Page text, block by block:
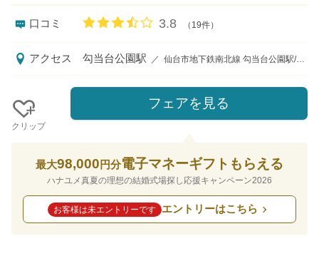
口コミ 口コミ評価
3.8 （19件）
アクセス 勾当台公園駅 ／ 仙台市地下鉄南北線 勾当台公園駅/徒歩8分 ＪＲ新幹線・在来線仙台駅東口より定禅寺ガーデンヒルズ迎賓館無料シャトルバスで10分
クリップ
フェアを見る
最大98,000 円分電子マネーギフトもらえる
ハナユメ真夏の理想の結婚式場探し応援キャンペーン2026
お客様は未エントリーです エントリーはこちら